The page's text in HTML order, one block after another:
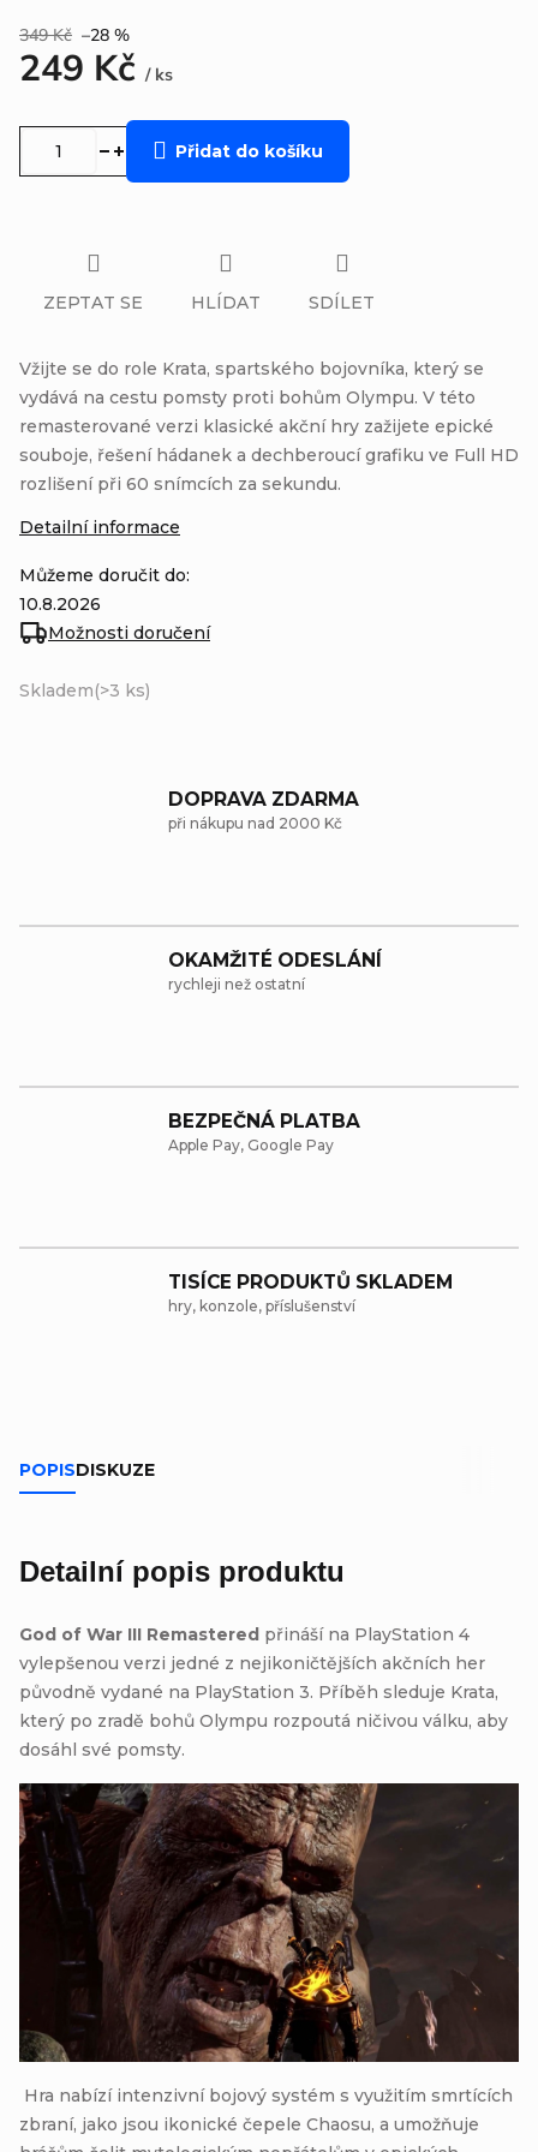
349 Kč –28 %
249 Kč / ks
Skladem(>3 ks)
Můžeme doručit do:
10.8.2026
Možnosti doručení
Přidat do košíku
Vžijte se do role Krata, spartského bojovníka, který se
vydává na cestu pomsty proti bohům Olympu. V této
remasterované verzi klasické akční hry zažijete epické
souboje, řešení hádanek a dechberoucí grafiku ve Full HD
rozlišení při 60 snímcích za sekundu.
Detailní informace
ZEPTAT SE HLÍDAT SDÍLET
DOPRAVA ZDARMA
při nákupu nad 2000 Kč
OKAMŽITÉ ODESLÁNÍ
rychleji než ostatní
BEZPEČNÁ PLATBA
Apple Pay, Google Pay
TISÍCE PRODUKTŮ SKLADEM
hry, konzole, příslušenství
POPISDISKUZE
Detailní popis produktu
God of War III Remastered přináší na PlayStation 4
vylepšenou verzi jedné z nejikoničtějších akčních her
původně vydané na PlayStation 3. Příběh sleduje Krata,
který po zradě bohů Olympu rozpoutá ničivou válku, aby
dosáhl své pomsty.
Hra nabízí intenzivní bojový systém s využitím smrtících
zbraní, jako jsou ikonické čepele Chaosu, a umožňuje